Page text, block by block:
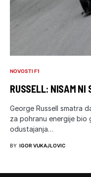
NOVOSTI F1
RUSSELL: NISAM NI
George Russell smatra
za pohranu energije
odustajanja…
BY IGOR VUKAJLOVIC